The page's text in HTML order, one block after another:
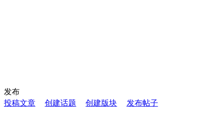
发布
投稿文章
创建话题 创建版块 发布帖子